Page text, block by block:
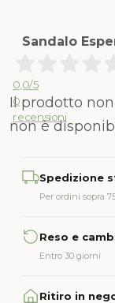
Sandalo
0,0/5
0
recensioni
Il prodotto
non è
Spedizione
Per ordini sopra
Reso e
Entro 30 giorni
Ritiro in